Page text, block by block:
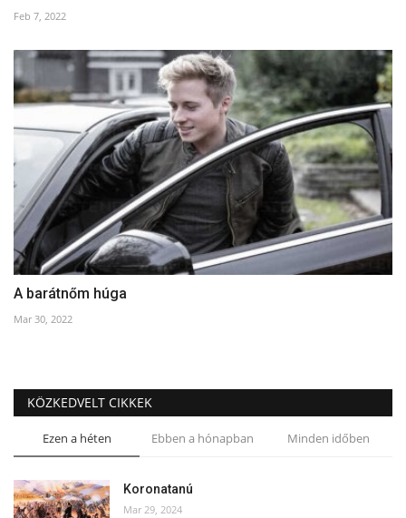
Feb 7, 2022
A barátnőm húga
Mar 30, 2022
KÖZKEDVELT CIKKEK
Ezen a héten Ebben a hónapban Minden időben
Koronatanú
Mar 29, 2024